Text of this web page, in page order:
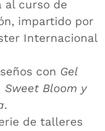
al curso de
impartido por
Internacional
con Gel
Bloom y
.
de talleres